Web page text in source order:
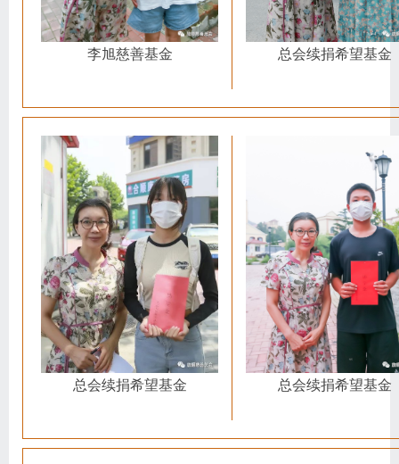
李旭慈善基金 总会续捐希望基金
总会续捐希望基金 总会续捐希望基金